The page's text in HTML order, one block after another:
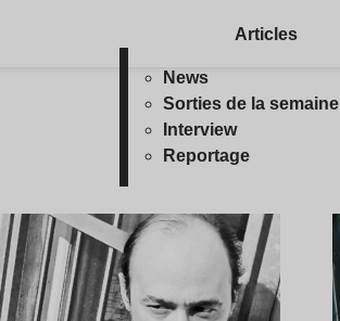
Articles
News
Sorties de la semaine
Interview
Reportage